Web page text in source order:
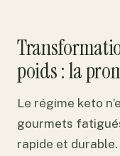
poids : la
Le régime keto
gourmets
rapide et durable.